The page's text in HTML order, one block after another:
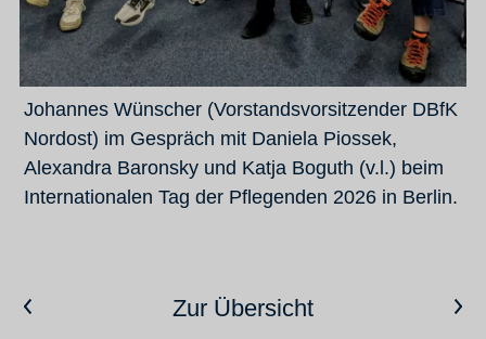
Johannes Wünscher (Vorstandsvorsitzender DBfK
Nordost) im Gespräch mit Daniela Piossek,
Alexandra Baronsky und Katja Boguth (v.l.) beim
Internationalen Tag der Pflegenden 2026 in Berlin.
Vorheriger ArtikelZur ÜbersichtNächster Artikel